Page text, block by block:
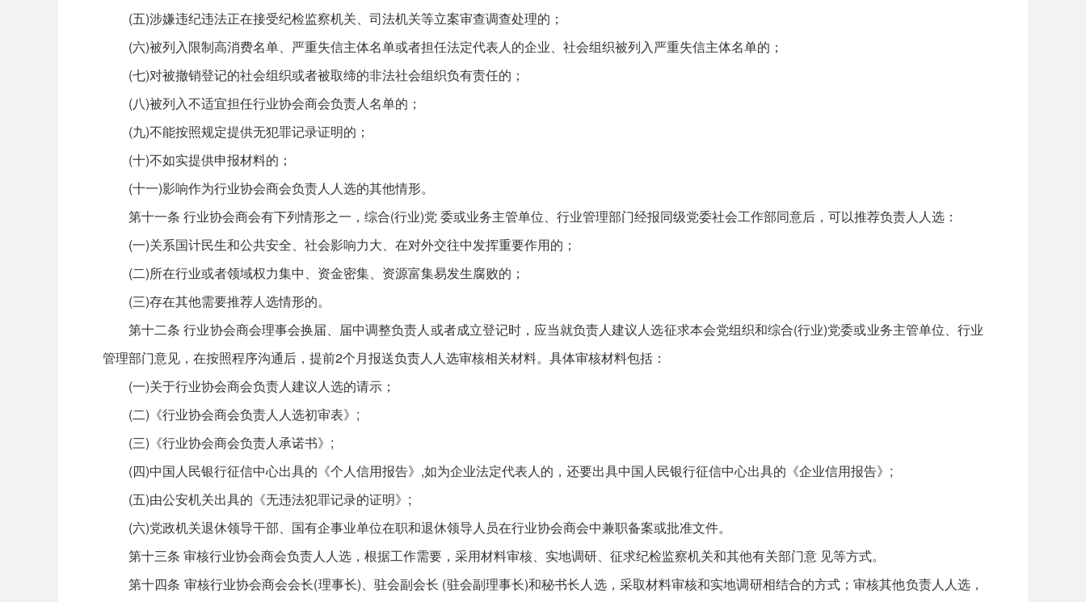
(五)涉嫌违纪违法正在接受纪检监察机关、司法机关等立案审查调查处理的；
(六)被列入限制高消费名单、严重失信主体名单或者担任法定代表人的企业、社会组织被列入严重失信主体名单的；
(七)对被撤销登记的社会组织或者被取缔的非法社会组织负有责任的；
(八)被列入不适宜担任行业协会商会负责人名单的；
(九)不能按照规定提供无犯罪记录证明的；
(十)不如实提供申报材料的；
(十一)影响作为行业协会商会负责人人选的其他情形。
第十一条 行业协会商会有下列情形之一，综合(行业)党 委或业务主管单位、行业管理部门经报同级党委社会工作部同意后，可以推荐负责人人选：
(一)关系国计民生和公共安全、社会影响力大、在对外交往中发挥重要作用的；
(二)所在行业或者领域权力集中、资金密集、资源富集易发生腐败的；
(三)存在其他需要推荐人选情形的。
第十二条 行业协会商会理事会换届、届中调整负责人或者成立登记时，应当就负责人建议人选征求本会党组织和综合(行业)党委或业务主管单位、行业
管理部门意见，在按照程序沟通后，提前2个月报送负责人人选审核相关材料。具体审核材料包括：
(一)关于行业协会商会负责人建议人选的请示；
(二)《行业协会商会负责人人选初审表》;
(三)《行业协会商会负责人承诺书》;
(四)中国人民银行征信中心出具的《个人信用报告》,如为企业法定代表人的，还要出具中国人民银行征信中心出具的《企业信用报告》;
(五)由公安机关出具的《无违法犯罪记录的证明》;
(六)党政机关退休领导干部、国有企事业单位在职和退休领导人员在行业协会商会中兼职备案或批准文件。
第十三条 审核行业协会商会负责人人选，根据工作需要，采用材料审核、实地调研、征求纪检监察机关和其他有关部门意 见等方式。
第十四条 审核行业协会商会会长(理事长)、驻会副会长 (驻会副理事长)和秘书长人选，采取材料审核和实地调研相结合的方式；审核其他负责人人选，